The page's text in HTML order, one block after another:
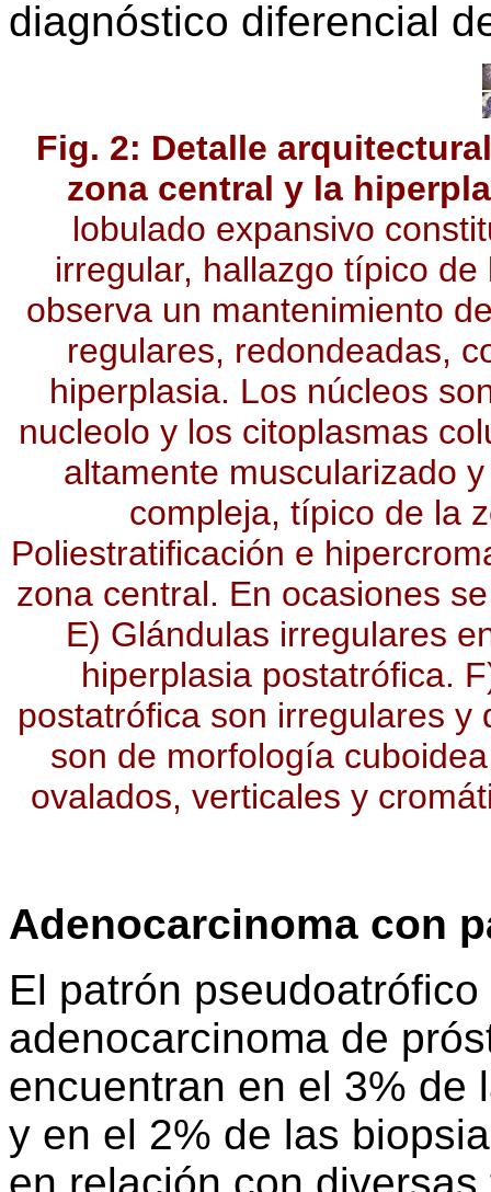
diagnóstico diferencial
Fig. 2: Detalle
zona central y la
lobulado expansivo
irregular, hallazgo típico
observa un mantenimiento
regulares, redondeadas,
hiperplasia. Los núcleos
nucleolo y los citoplasmas
altamente muscularizado
compleja, típico de la
Poliestratificación e
zona central. En ocasiones
E) Glándulas irregulares
hiperplasia postatrófica.
postatrófica son irregulares
son de morfología
ovalados, verticales y
Adenocarcinoma con
El patrón
adenocarcinoma de
encuentran en el 3% de
y en el 2% de las